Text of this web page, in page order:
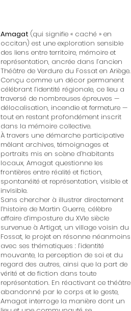
Amagat (qui signifie « caché » en
occitan) est une exploration sensible
des liens entre territoire, mémoire et
représentation, ancrée dans l’ancien
Théâtre de Verdure du Fossat en Ariège.
Conçu comme un décor permanent
célébrant l’identité régionale, ce lieu a
traversé de nombreuses épreuves —
délocalisation, incendie et fermeture —
tout en restant profondément inscrit
dans la mémoire collective.
À travers une démarche participative
mêlant archives, témoignages et
portraits mis en scène d’habitants
locaux, Amagat questionne les
frontières entre réalité et fiction,
spontanéité et représentation, visible et
invisible.
Sans chercher à illustrer directement
l’histoire de Martin Guerre, célèbre
affaire d’imposture du XVIe siècle
survenue à Artigat, un village voisin du
Fossat, le projet en résonne néanmoins
avec ses thématiques : l’identité
mouvante, la perception de soi et du
regard des autres, ainsi que la part de
vérité et de fiction dans toute
représentation. En réactivant ce théâtre
abandonné par le corps et le geste,
Amagat interroge la manière dont un